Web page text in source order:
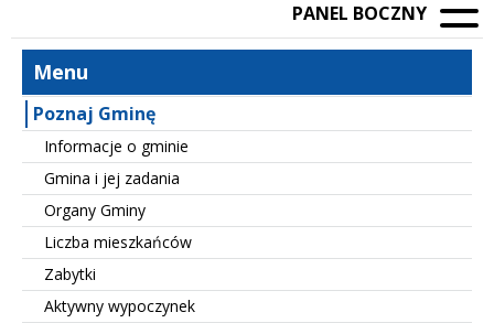
PANEL BOCZNY
Menu
Poznaj Gminę
Informacje o gminie
Gmina i jej zadania
Organy Gminy
Liczba mieszkańców
Zabytki
Aktywny wypoczynek